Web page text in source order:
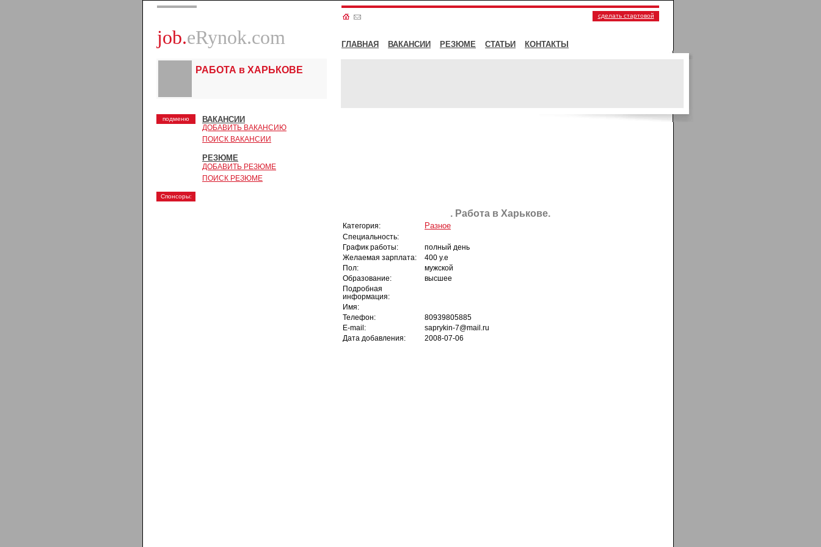
job.eRynok.com
сделать стартовой
ГЛАВНАЯ ВАКАНСИИ РЕЗЮМЕ СТАТЬИ КОНТАКТЫ
РАБОТА в ХАРЬКОВЕ
подменю ВАКАНСИИ
ДОБАВИТЬ ВАКАНСИЮ
ПОИСК ВАКАНСИИ
РЕЗЮМЕ
ДОБАВИТЬ РЕЗЮМЕ
ПОИСК РЕЗЮМЕ
Спонсоры:
. Работа в Харькове.
Категория: Разное
Специальность:
График работы:
полный день
Желаемая зарплата:
400 у.е
Пол:
мужской
Образование:
высшее
Подробная
информация:
Имя:
Телефон:
80939805885
E-mail:
saprykin-7@mail.ru
Дата добавления:
2008-07-06